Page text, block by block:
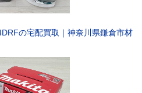
の宅配買取｜神奈川県鎌倉市材